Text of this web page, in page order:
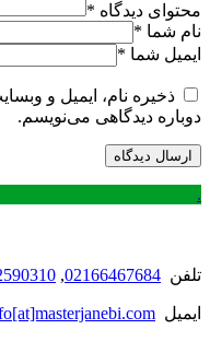
محتوای دیدگاه *
نام شما *
ایمیل شما *
ذخیره نام، ایمیل و
دوباره دیدگاهی می‌نویسم.
.
تلفن 02166467684
,
ایمیل